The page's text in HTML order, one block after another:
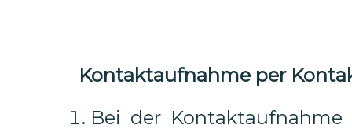
Kontaktaufnahme per
Bei der